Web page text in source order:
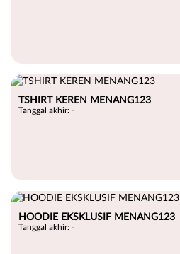
TSHIRT KEREN MENANG123
Tanggal akhir: -
HOODIE EKSKLUSIF MENANG123
Tanggal akhir: -